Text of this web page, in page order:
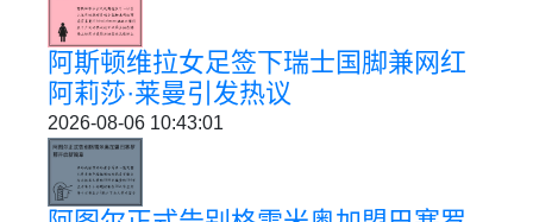
阿斯顿维拉女足签下瑞士国脚兼网红
阿莉莎·莱曼引发热议
2026-08-06 10:43:01